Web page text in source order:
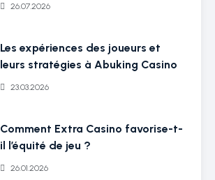
26.07.2026
Les expériences des joueurs et
leurs stratégies à Abuking Casino
23.03.2026
Comment Extra Casino favorise-t-
il l’équité de jeu ?
26.01.2026